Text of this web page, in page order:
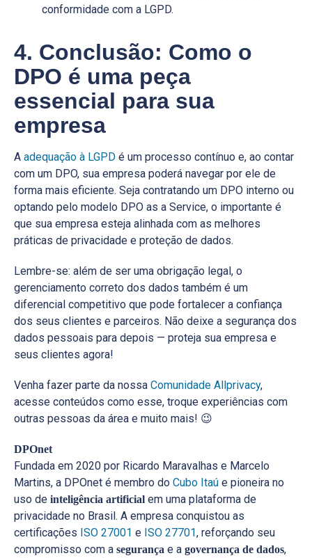
conformidade com a LGPD.
4. Conclusão: Como o
DPO é uma peça
essencial para sua
empresa
A adequação à LGPD é um processo contínuo e, ao contar
com um DPO, sua empresa poderá navegar por ele de
forma mais eficiente. Seja contratando um DPO interno ou
optando pelo modelo DPO as a Service, o importante é
que sua empresa esteja alinhada com as melhores
práticas de privacidade e proteção de dados.
Lembre-se: além de ser uma obrigação legal, o
gerenciamento correto dos dados também é um
diferencial competitivo que pode fortalecer a confiança
dos seus clientes e parceiros. Não deixe a segurança dos
dados pessoais para depois — proteja sua empresa e
seus clientes agora!
Venha fazer parte da nossa Comunidade Allprivacy,
acesse conteúdos como esse, troque experiências com
outras pessoas da área e muito mais! 😉
DPOnet
Fundada em 2020 por Ricardo Maravalhas e Marcelo
Martins, a DPOnet é membro do Cubo Itaú e pioneira no
uso de inteligência artificial em uma plataforma de
privacidade no Brasil. A empresa conquistou as
certificações ISO 27001 e ISO 27701, reforçando seu
compromisso com a segurança e a governança de dados,